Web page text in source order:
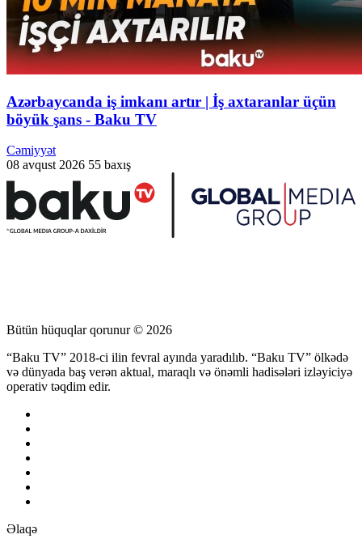
Azərbaycanda iş imkanı artır | İş axtaranlar üçün
böyük şans - Baku TV
Cəmiyyət
08 avqust 2026 55 baxış
Bütün hüquqlar qorunur © 2026
“Baku TV” 2018-ci ilin fevral ayında yaradılıb. “Baku TV” ölkədə
və dünyada baş verən aktual, maraqlı və önəmli hadisələri izləyiciyə
operativ təqdim edir.
Əlaqə